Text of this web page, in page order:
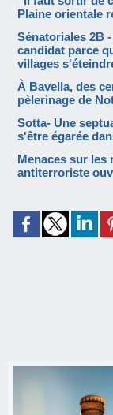
Plaine orientale
Sénatoriales 2B
candidat parce
villages
À Bavella, des
pèlerinage de
Sotta- Une
s'être égarée
Menaces sur les
antiterroriste